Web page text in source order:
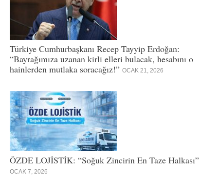
Türkiye Cumhurbaşkanı Recep Tayyip Erdoğan:
“Bayrağımıza uzanan kirli elleri bulacak, hesabını o
hainlerden mutlaka soracağız!” OCAK 21, 2026
ÖZDE LOJİSTİK: “Soğuk Zincirin En Taze Halkası”
OCAK 7, 2026